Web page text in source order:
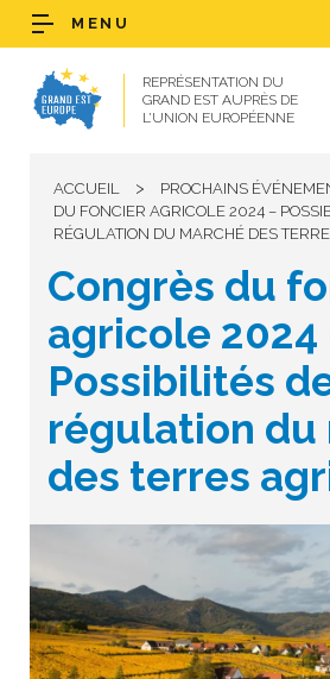
REPRÉSENTATION DU
GRAND EST AUPRÈS DE
L’UNION EUROPÉENNE
MENU
ACCUEIL > PROCHAINS
DU FONCIER AGRICOLE 2024 –
RÉGULATION DU MARCHÉ DES
Congrès du
agricole 2024
Possibilités
régulation du
des terres